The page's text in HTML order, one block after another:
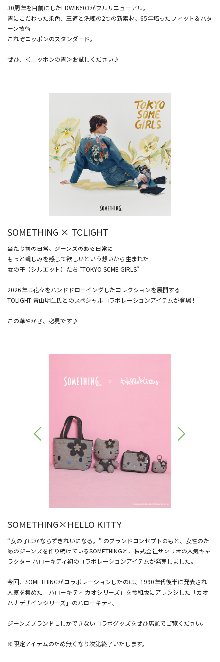
30周年を目前にしたEDWIN503がフルリニューアル。
青にこだわった染色、王道と洗練の2つの新素材、65年培ったフィット＆パタ
ーン技術
これぞニッポンのスタンダード。
ぜひ、＜ニッポンの青＞お試しください♪
SOMETHING × TOLIGHT
当たり前の日常、ジーンズのある日常に
もっと親しみを感じて欲しいという想いから生まれた
女の子（シルエット）たち “TOKYO SOME GIRLS”
2026年は花々をハンドドローイングしたコレクションを展開する
TOLIGHT 青山明生氏とのスペシャルコラボレーションアイテムが登場！
この華やかさ、必見です♪
SOMETHING×HELLO KITTY
“女の子はかならずきれいになる。” のブランドコンセプトのもと、女性のた
めのジーンズを作り続けているSOMETHINGと、株式会社サンリオの人気キャ
ラクター ハローキティ初のコラボレーションアイテムが発売しました。
今回、SOMETHINGがコラボレーションしたのは、1990年代後半に発表され
人気を集めた「ハローキティ カオシリーズ」を令和版にアレンジした「カオ
ハナデザインシリーズ」のハローキティ。
ジーンズブランドにしかできないコラボグッズをぜひ店頭でご覧ください。
※限定アイテムのため無くなり次第終了いたします。